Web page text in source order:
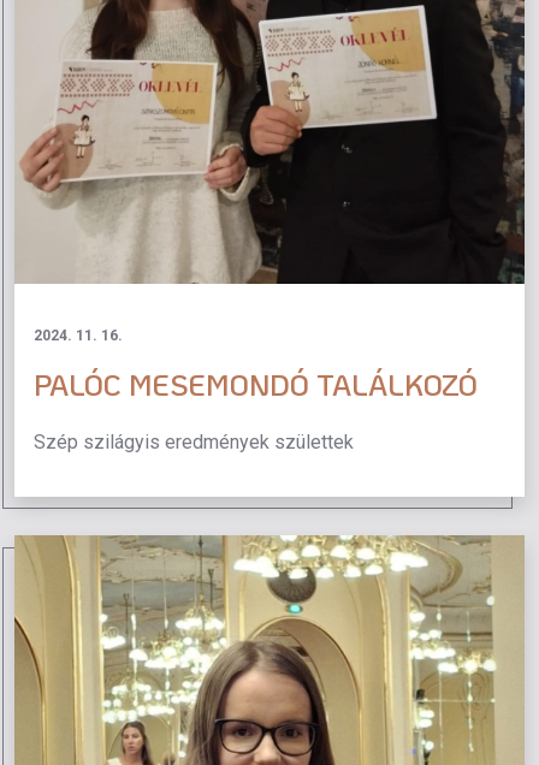
2024. 11. 16.
PALÓC MESEMONDÓ TALÁLKOZÓ
Szép szilágyis eredmények születtek